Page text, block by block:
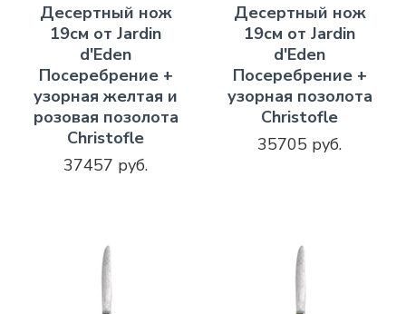
Десертный нож
19см от Jardin
d'Eden
Посеребрение +
узорная желтая и
розовая позолота
Christofle
37457 руб.
Десертный нож
19см от Jardin
d'Eden
Посеребрение +
узорная позолота
Christofle
35705 руб.